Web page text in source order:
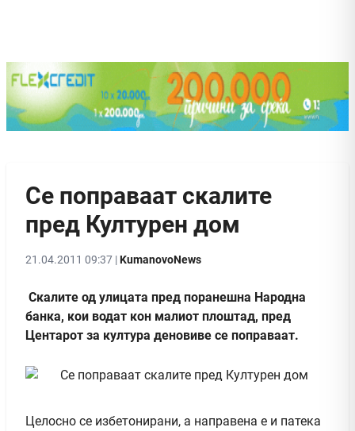
Се поправаат скалите
пред Културен дом
21.04.2011 09:37 |KumanovoNews
Скалите од улицата пред поранешна Народна
банка, кои водат кон малиот плоштад, пред
Центарот за култура деновиве се поправаат.
Целосно се избетонирани, а направена е и патека